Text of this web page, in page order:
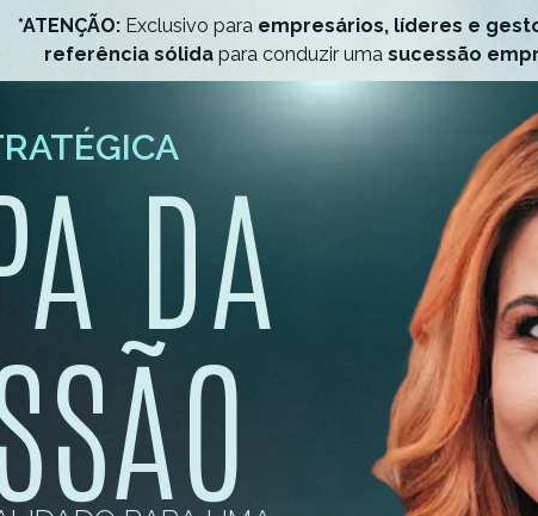
*ATENÇÃO: Exclusivo para empresários, líderes e
referência sólidapara conduzir uma sucessão
DA